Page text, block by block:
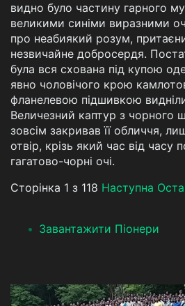
видно було частину гарного
великими синіми виразними
про неабиякий розум,
незвичайне добросердя.
була вся схована під купою
явно чоловічого крою
фланелевою підшивкою
Величезний каптур з чорного
зовсім закривав її обличчя,
отвір, крізь який час від часу
гагатово-чорні очі.
Сторінка 1 з 118 Наступна
Завантажити Піонери